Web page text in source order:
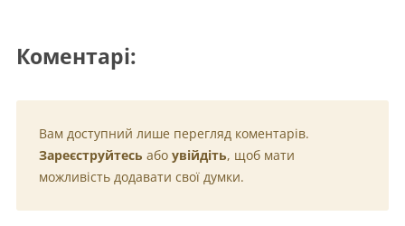
Коментарі:
Вам доступний лише перегляд коментарів.
Зареєструйтесь або увійдіть, щоб мати
можливість додавати свої думки.